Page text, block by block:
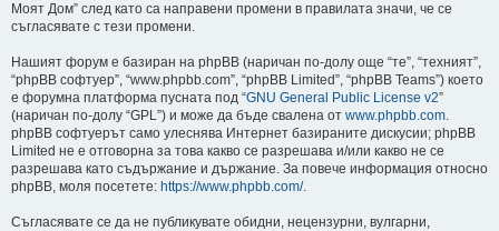
Моят Дом” след като са направени промени в правилата значи, че се
съгласявате с тези промени.
Нашият форум е базиран на phpBB (наричан по-долу още “те”, “техният”,
“phpBB софтуер”, “www.phpbb.com”, “phpBB Limited”, “phpBB Teams”) което
е форумна платформа пусната под “GNU General Public License v2”
(наричан по-долу “GPL”) и може да бъде свалена от www.phpbb.com.
phpBB софтуерът само улеснява Интернет базираните дискусии; phpBB
Limited не е отговорна за това какво се разрешава и/или какво не се
разрешава като съдържание и държание. За повече информация относно
phpBB, моля посетете: https://www.phpbb.com/.
Съгласявате се да не публикувате обидни, нецензурни, вулгарни,